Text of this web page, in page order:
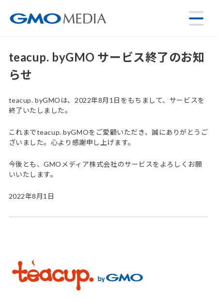
teacup. byGMO サービス終了のお知
らせ
teacup. byGMOは、2022年8月1日をもちまして、サービスを
終了いたしました。
これまでteacup. byGMOをご愛顧いただき、誠にありがとうご
ざいました。心より感謝申し上げます。
今後とも、GMOメディア株式会社のサービスをよろしくお願
いいたします。
2022年8月1日